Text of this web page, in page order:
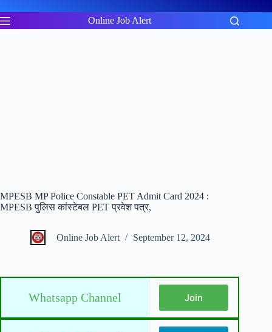
to
content
Online Job Alert
MPESB MP Police Constable PET Admit Card 2024 :
MPESB पुलिस कांस्टेबल PET प्रवेश पत्र,
Online Job Alert September 12, 2024
Whatsapp Channel Join